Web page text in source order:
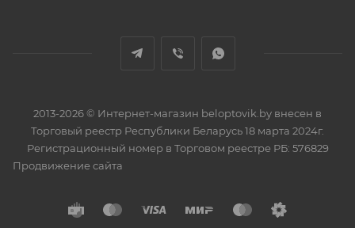
2013-2026 © Интернет-магазин beloptovik.by внесен в
Торговый реестр Республики Беларусь 18 марта 2024г.
Регистрационный номер в Торговом реестре РБ: 576829
Продвижение сайта